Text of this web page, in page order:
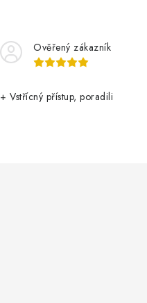
Ověřený zákazník
+ Vstřícný přístup, poradili